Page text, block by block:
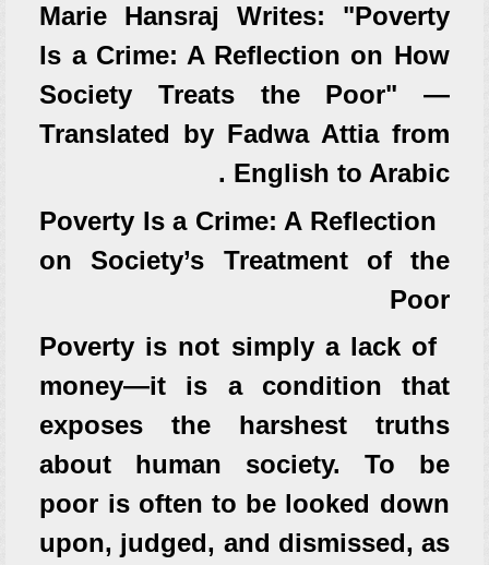
Marie Hansraj Writes: "Poverty
Is a Crime: A Reflection on How
Society Treats the Poor" —
Translated by Fadwa Attia from
English to Arabic .
Poverty Is a Crime: A Reflection
on Society’s Treatment of the
Poor
Poverty is not simply a lack of
money—it is a condition that
exposes the harshest truths
about human society. To be
poor is often to be looked down
upon, judged, and dismissed, as